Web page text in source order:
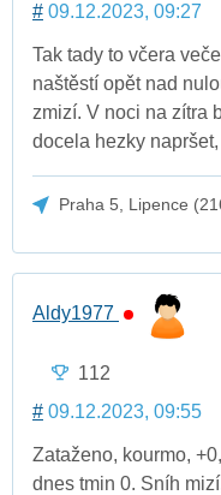
# 09.12.2023, 09:27
Tak tady to včera
naštěstí opět nad
zmizí. V noci na zítra
docela hezky
Praha 5, Lipence
Aldy1977
112
# 09.12.2023, 09:55
Zataženo, kourmo,
dnes tmin 0. Sníh